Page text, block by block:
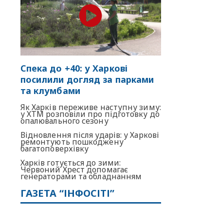
Спека до +40: у Харкові
посилили догляд за парками
та клумбами
Як Харків переживе наступну зиму:
у ХТМ розповіли про підготовку до
опалювального сезону
Відновлення після ударів: у Харкові
ремонтують пошкоджену
багатоповерхівку
Харків готується до зими:
Червоний Хрест допомагає
генераторами та обладнанням
ГАЗЕТА “ІНФОСІТІ”